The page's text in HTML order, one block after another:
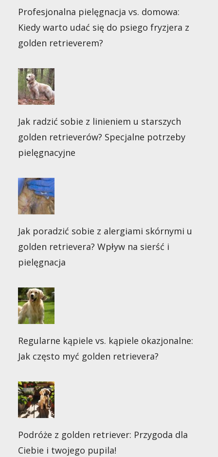
Profesjonalna pielęgnacja vs. domowa:
Kiedy warto udać się do psiego fryzjera z
golden retrieverem?
Jak radzić sobie z linieniem u starszych
golden retrieverów? Specjalne potrzeby
pielęgnacyjne
Jak poradzić sobie z alergiami skórnymi u
golden retrievera? Wpływ na sierść i
pielęgnacja
Regularne kąpiele vs. kąpiele okazjonalne:
Jak często myć golden retrievera?
Podróże z golden retriever: Przygoda dla
Ciebie i twojego pupila!